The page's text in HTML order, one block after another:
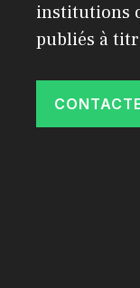
institutions
publiés à